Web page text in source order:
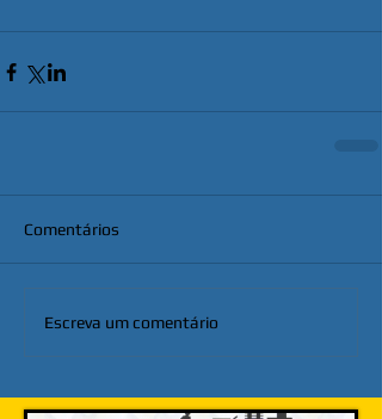
Comentários
Escreva um comentário